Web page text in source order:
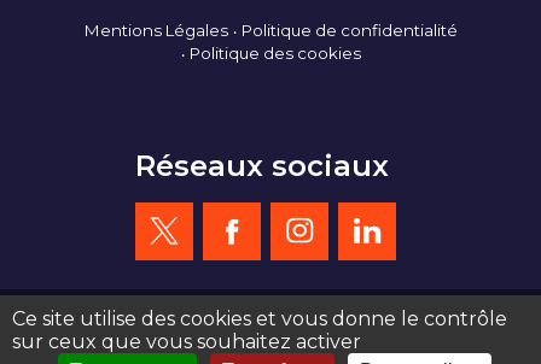
Mentions Légales
Politique de confidentialité
Politique des cookies
Réseaux sociaux
création site web : agence de communication Serious Team 360°
Ce site utilise des cookies et vous donne le contrôle
sur ceux que vous souhaitez activer